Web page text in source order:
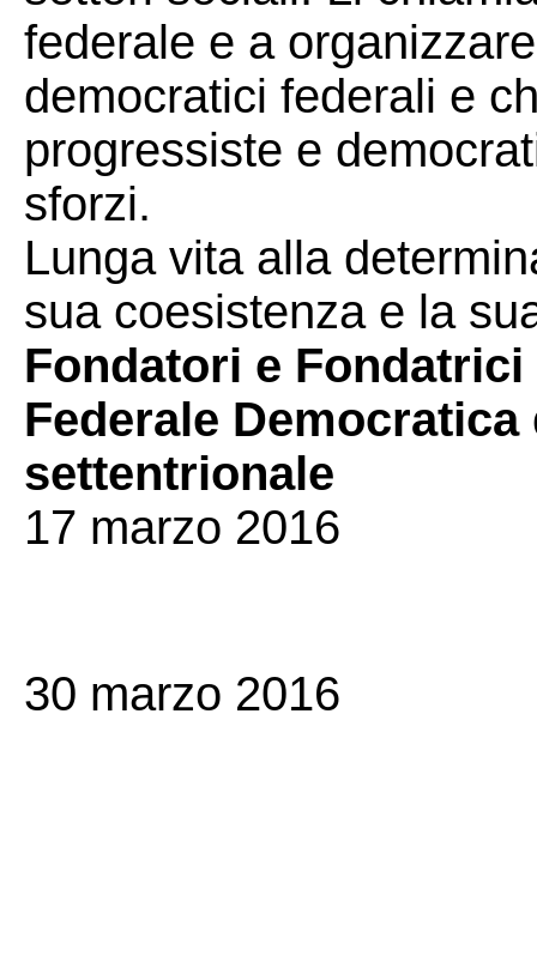
federale e a
democratici federali e
progressiste e
sforzi.
Lunga vita alla
sua coesistenza e la
Fondatori e
Federale
settentrionale
17 marzo 2016
30 marzo 2016